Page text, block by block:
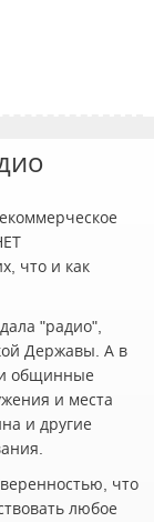
что и как
"радио",
Державы. А в
общинные
и места
и другие
что
любое